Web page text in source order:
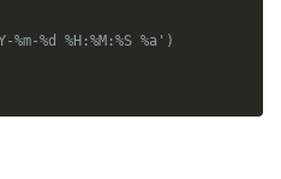
%d %H:%M:%S %a')